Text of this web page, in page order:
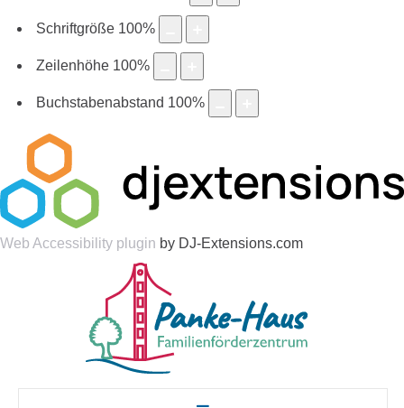
Schriftgröße 100%
Zeilenhöhe 100%
Buchstabenabstand 100%
Web Accessibility plugin by DJ-Extensions.com